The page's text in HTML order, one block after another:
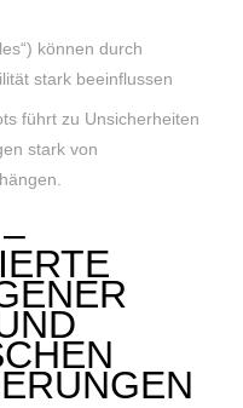
können durch
stark beeinflussen
führt zu Unsicherheiten
stark von